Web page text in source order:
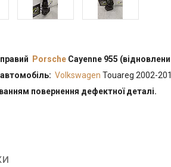
Porsche Cayenne 955
Volkswagen Touareg 2002-
повернення дефектної деталі.